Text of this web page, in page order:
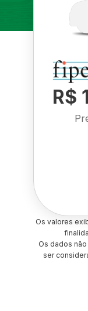
R$
Os valores
Os dados
ser